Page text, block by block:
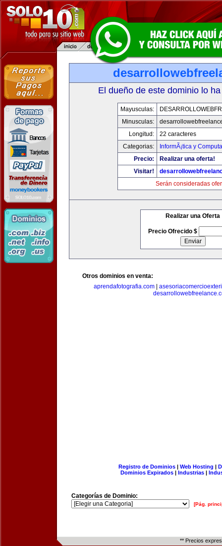
El dueño de este dominio lo
Mayusculas:
Minusculas:
Longitud:
22 caracteres
Categorias:
InformÃ¡tica y
Precio:
Realizar una oferta!
Visitar!
Serán consideradas
Realizar una Oferta
Precio Ofrecido $
Otros dominios en venta:
aprendafotografia.com
Registro de Dominios| Web Hosting |
Dominios Expirados | Industrias |
Categorías de Dominio:
[Pág.
** Precios